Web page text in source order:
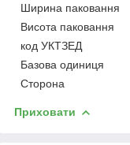
Ширина паковання
Висота паковання
код УКТЗЕД
Базова одиниця
Сторона
Приховати